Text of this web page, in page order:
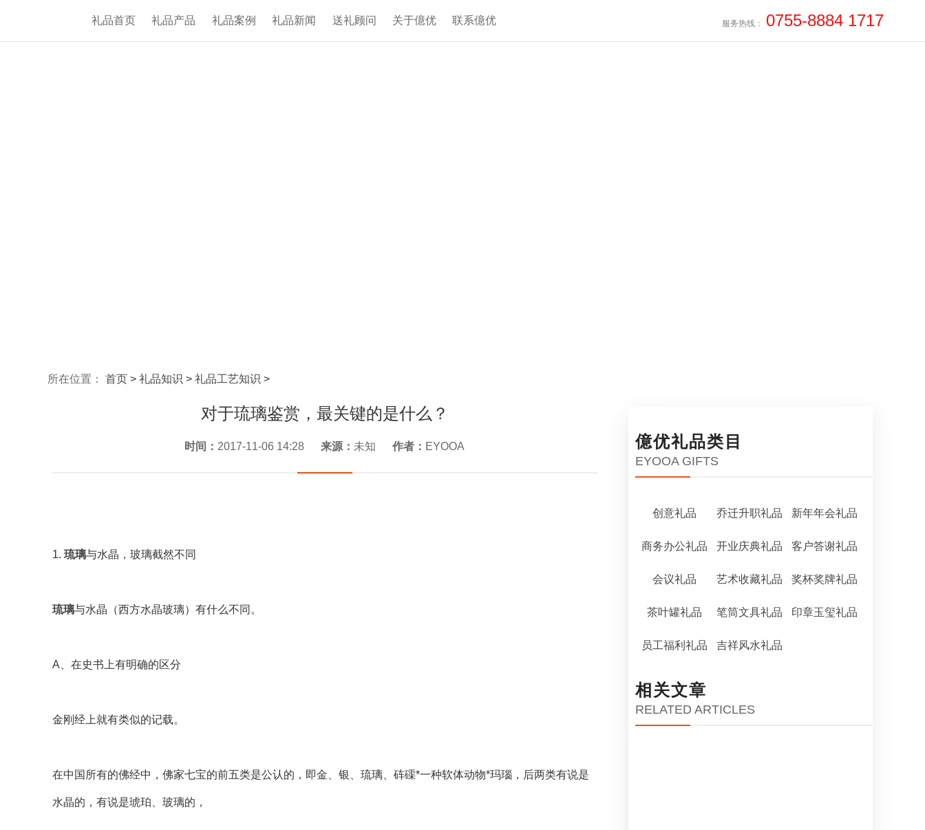
礼品首页 礼品产品 礼品案例 礼品新闻 送礼顾问 服务热线： 0755-8884 1717
所在位置： 首页 >礼品知识 >礼品工艺知识 >
对于琉璃鉴赏，最关键的是什么？
时间： 2017-11-06 14:28 来源： 未知 作者： EYOOA
1.琉璃与水晶，玻璃截然不同
琉璃与水晶（西方水晶玻璃）有什么不同。
A、在史书上有明确的区分
金刚经上就有类似的记载。
在中国所有的佛经中，佛家七宝的前五类是公认的，即金、银、琉璃、砗磲*一种软体动物*玛瑙，后两类有说是
水晶的，有说是琥珀、玻璃的，
億优礼品类目
EYOOA GIFTS
创意礼品 乔迁升职礼品 新年年会礼品
商务办公礼品 开业庆典礼品 客户答谢礼品
会议礼品 艺术收藏礼品 奖杯奖牌礼品
茶叶罐礼品 笔筒文具礼品 印章玉玺礼品
员工福利礼品 吉祥风水礼品
相关文章
RELATED ARTICLES